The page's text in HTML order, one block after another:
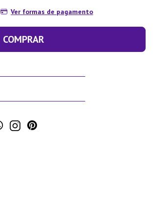
Ver formas de pagamento
COMPRAR